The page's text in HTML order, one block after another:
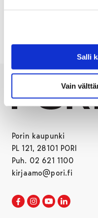
Salli
Vain
Porin kaupunki
PL 121, 28101 PORI
Puh. 02 621 1100
kirjaamo@pori.fi
Porin kaupunki
Avautuu uudessa
Porin kaupunki
Avautuu
Porin
Avautuu